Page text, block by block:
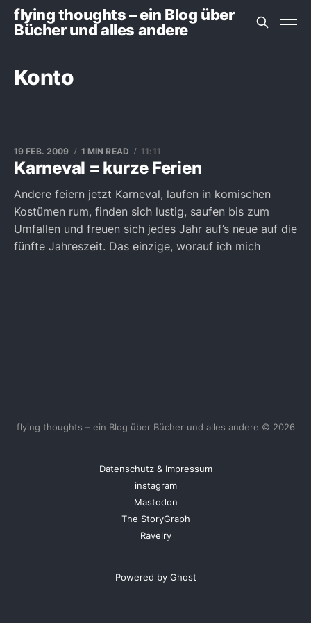
flying thoughts – ein Blog über
Bücher und alles andere
Konto
Karneval = kurze Ferien
19 FEB. 2009 1 MIN READ 11:11
Andere feiern jetzt Karneval, laufen in komischen
Kostümen rum, finden sich lustig, saufen bis zum
Umfallen und freuen sich jedes Jahr auf’s neue auf die
fünfte Jahreszeit. Das einzige, worauf ich mich
flying thoughts – ein Blog über Bücher und alles andere © 2026
Datenschutz & Impressum
instagram
Mastodon
The StoryGraph
Ravelry
Powered by Ghost